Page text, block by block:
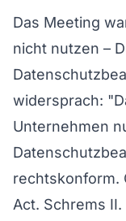
Das Meeting
nicht nutzen –
widersprach:
Unternehmen
rechtskonform.
Act. Schrems